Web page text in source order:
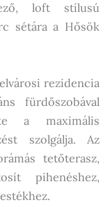
loft stílusú
sétára a Hősök
rezidencia
fürdőszobával
a maximális
szolgálja. Az
tetőterasz,
pihenéshez,